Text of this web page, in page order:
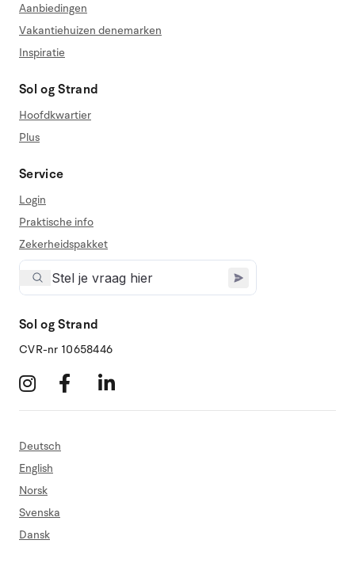
Aanbiedingen
Vakantiehuizen denemarken
Inspiratie
Sol og Strand
Hoofdkwartier
Plus
Service
Login
Praktische info
Zekerheidspakket
Sol og Strand
CVR-nr 10658446
Deutsch
English
Norsk
Svenska
Dansk